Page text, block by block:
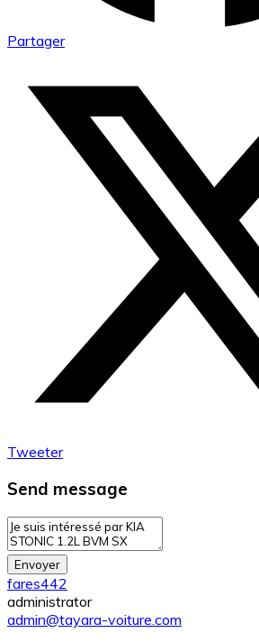
Partager
Tweeter
Send message
Envoyer
fares442
administrator
admin@tayara-voiture.com